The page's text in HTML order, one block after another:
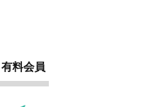
有料会員